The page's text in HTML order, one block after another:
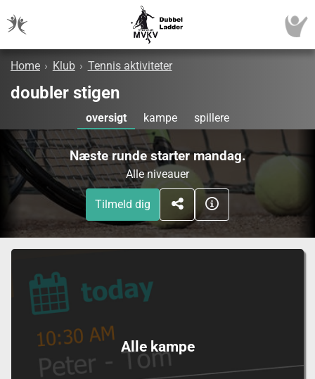
Home › Klub › Tennis aktiviteter
doubler stigen
oversigt kampe spillere
Næste runde starter mandag.
Alle niveauer
Tilmeld dig
Alle kampe